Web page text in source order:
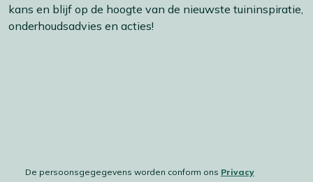
kans en blijf op de hoogte van de nieuwste tuininspiratie,
onderhoudsadvies en acties!
De persoonsgegegevens worden conform ons Privacy